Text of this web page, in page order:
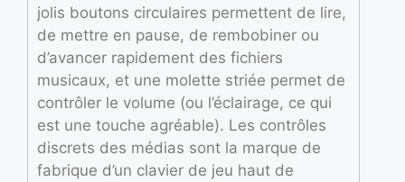
jolis boutons circulaires permettent de lire,
de mettre en pause, de rembobiner ou
d’avancer rapidement des fichiers
musicaux, et une molette striée permet de
contrôler le volume (ou l’éclairage, ce qui
est une touche agréable). Les contrôles
discrets des médias sont la marque de
fabrique d’un clavier de jeu haut de